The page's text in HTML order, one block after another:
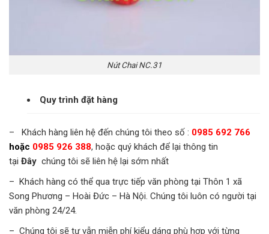
Nút Chai NC.31
Quy trình đặt hàng
– Khách hàng liên hệ đến chúng tôi theo số : 0985 692 766
hoặc 0985 926 388, hoặc quý khách để lại thông tin
tại Đây chúng tôi sẽ liên hệ lại sớm nhất
– Khách hàng có thể qua trực tiếp văn phòng tại Thôn 1 xã
Song Phương – Hoài Đức – Hà Nội. Chúng tôi luôn có người tại
văn phòng 24/24.
– Chúng tôi sẽ tư vẫn miễn phí kiểu dáng phù hợp với từng